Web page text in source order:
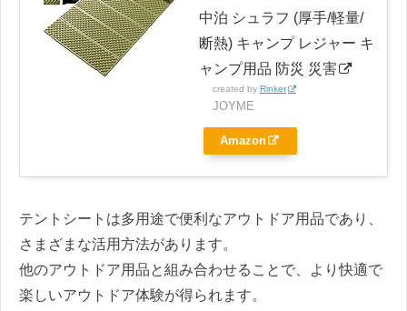
中泊 シュラフ (厚手/軽量/
断熱) キャンプ レジャー キ
ャンプ用品 防災 災害
created by Rinker
JOYME
Amazon
テントシートは多用途で便利なアウトドア用品であり、
さまざまな活用方法があります。
他のアウトドア用品と組み合わせることで、より快適で
楽しいアウトドア体験が得られます。